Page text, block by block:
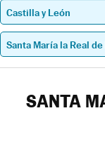
SANTA